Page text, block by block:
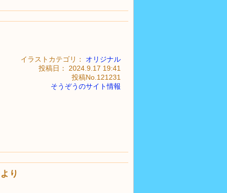
イラストカテゴリ： オリジナル
投稿日： 2024.9.17 19:41
投稿No.121231
そうぞうのサイト情報
より